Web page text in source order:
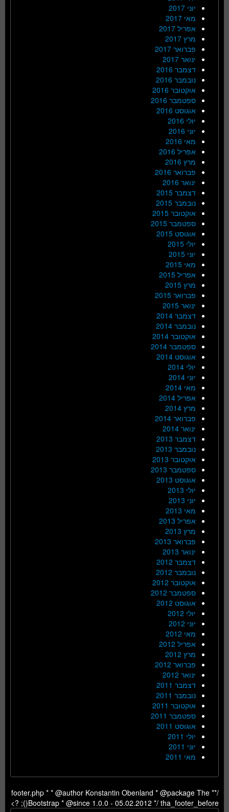
יוני 2017
מאי 2017
אפריל 2017
מרץ 2017
פברואר 2017
ינואר 2017
דצמבר 2016
נובמבר 2016
אוקטובר 2016
ספטמבר 2016
אוגוסט 2016
יולי 2016
יוני 2016
מאי 2016
אפריל 2016
מרץ 2016
פברואר 2016
ינואר 2016
דצמבר 2015
נובמבר 2015
אוקטובר 2015
ספטמבר 2015
אוגוסט 2015
יולי 2015
יוני 2015
מאי 2015
אפריל 2015
מרץ 2015
פברואר 2015
ינואר 2015
דצמבר 2014
נובמבר 2014
אוקטובר 2014
ספטמבר 2014
אוגוסט 2014
יולי 2014
יוני 2014
מאי 2014
אפריל 2014
מרץ 2014
פברואר 2014
ינואר 2014
דצמבר 2013
נובמבר 2013
אוקטובר 2013
ספטמבר 2013
אוגוסט 2013
יולי 2013
יוני 2013
מאי 2013
אפריל 2013
מרץ 2013
פברואר 2013
ינואר 2013
דצמבר 2012
נובמבר 2012
אוקטובר 2012
ספטמבר 2012
אוגוסט 2012
יולי 2012
יוני 2012
מאי 2012
אפריל 2012
מרץ 2012
פברואר 2012
ינואר 2012
דצמבר 2011
נובמבר 2011
אוקטובר 2011
ספטמבר 2011
אוגוסט 2011
יולי 2011
יוני 2011
מאי 2011
/** footer.php * * @author Konstantin Obenland * @package The
Bootstrap * @since 1.0.0 - 05.02.2012 */ tha_footer_before(); ?>